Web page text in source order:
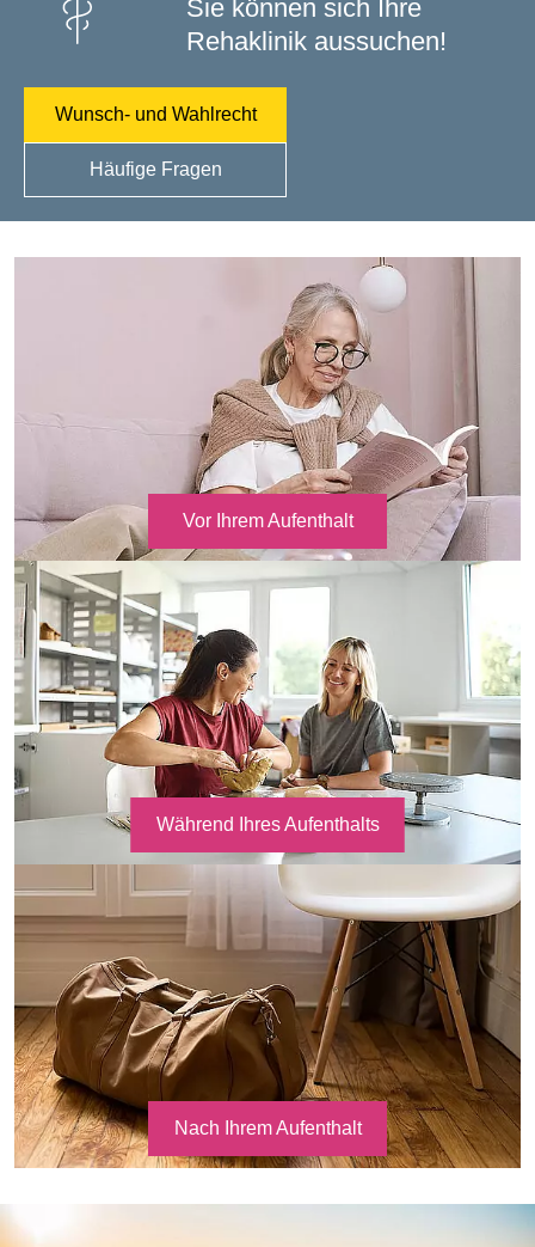
Sie können sich Ihre
Rehaklinik aussuchen!
Wunsch- und Wahlrecht
Häufige Fragen
Vor Ihrem Aufenthalt
Während Ihres Aufenthalts
Nach Ihrem Aufenthalt